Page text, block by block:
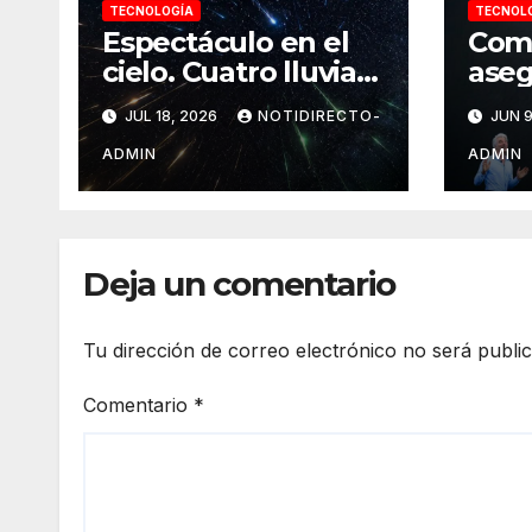
TECNOLOGÍA
Espectáculo en el
cielo. Cuatro lluvias
de estrellas
llegarán a su punto
máximo al mismo
tiempo
JUL 18, 2026 NOTIDIRECTO-
ADMIN
esJUN
ADMIN
Deja un comentario
Tu dirección de correo electrónico no será
Comentario *